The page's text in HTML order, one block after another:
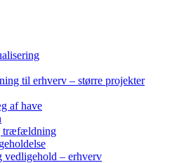
til erhverv – større projekter
af have
træfældning
vedligehold – erhverv